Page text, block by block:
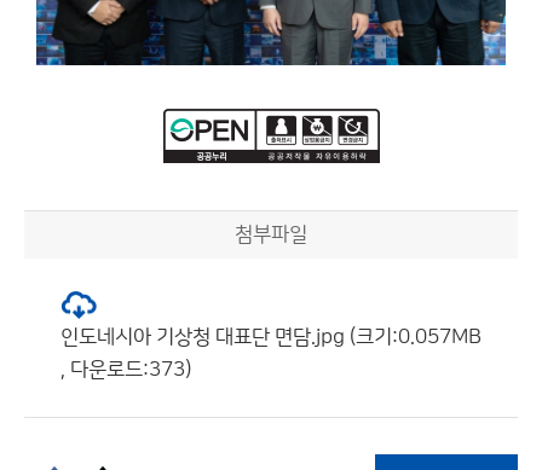
첨부파일
인도네시아 기상청 대표단 면담.jpg (크기:0.057MB
, 다운로드:373)